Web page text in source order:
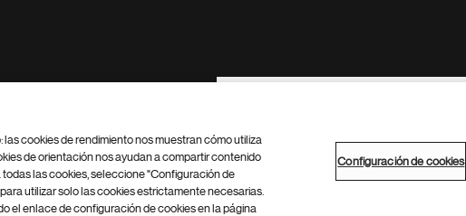
Footer Site Search
Configuración de cookies Mapa del sitio
cookies de rendimiento nos muestran cómo utiliza
de orientación nos ayudan a compartir contenido
las cookies, seleccione "Configuración de
utilizar solo las cookies estrictamente necesarias.
el enlace de configuración de cookies en la página
Configuración de cookies